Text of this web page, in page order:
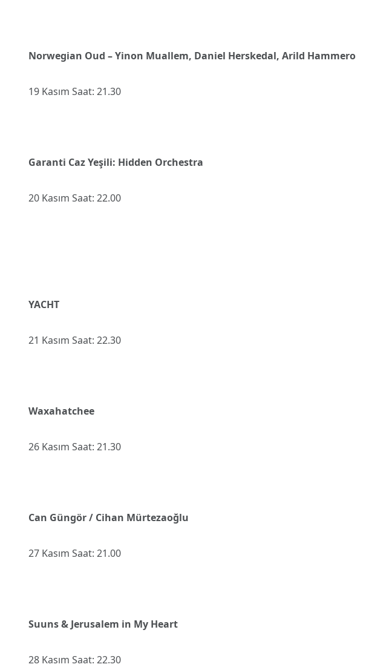
Norwegian Oud – Yinon Muallem, Daniel Herskedal, Arild Hammero
19 Kasım Saat: 21.30
Garanti Caz Yeşili: Hidden Orchestra
20 Kasım Saat: 22.00
YACHT
21 Kasım Saat: 22.30
Waxahatchee
26 Kasım Saat: 21.30
Can Güngör / Cihan Mürtezaoğlu
27 Kasım Saat: 21.00
Suuns & Jerusalem in My Heart
28 Kasım Saat: 22.30